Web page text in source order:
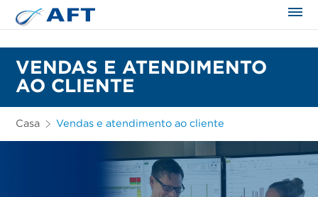
VENDAS E ATENDIMENTO
AO CLIENTE
Casa Vendas e atendimento ao cliente